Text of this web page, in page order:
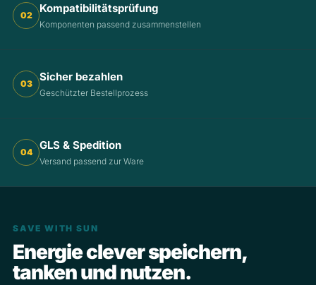
02
Kompatibilitätsprüfung
Komponenten passend zusammenstellen
03
Sicher bezahlen
Geschützter Bestellprozess
04
GLS & Spedition
Versand passend zur Ware
SAVE WITH SUN
Energie clever speichern,
tanken und nutzen.